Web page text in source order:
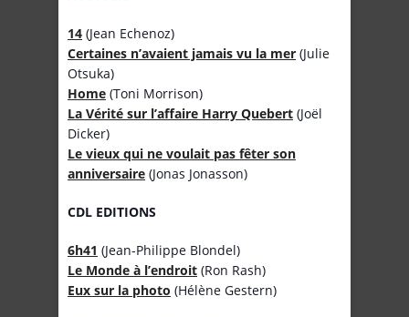
14 (Jean Echenoz)
Certaines n’avaient jamais vu la mer (Julie
Otsuka)
Home (Toni Morrison)
La Vérité sur l’affaire Harry Quebert (Joël
Dicker)
Le vieux qui ne voulait pas fêter son
anniversaire (Jonas Jonasson)
CDL EDITIONS
6h41 (Jean-Philippe Blondel)
Le Monde à l’endroit (Ron Rash)
Eux sur la photo (Hélène Gestern)